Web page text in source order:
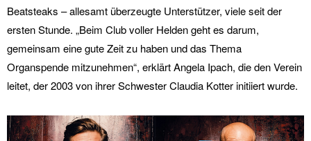
Beatsteaks – allesamt überzeugte Unterstützer, viele seit der
ersten Stunde. „Beim Club voller Helden geht es darum,
gemeinsam eine gute Zeit zu haben und das Thema
Organspende mitzunehmen“, erklärt Angela Ipach, die den Verein
leitet, der 2003 von ihrer Schwester Claudia Kotter initiiert wurde.